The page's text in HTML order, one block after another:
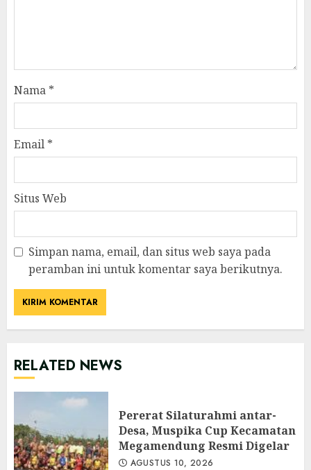
Nama *
Email *
Situs Web
Simpan nama, email, dan situs web saya pada
peramban ini untuk komentar saya berikutnya.
RELATED NEWS
‎Pererat Silaturahmi antar-
Desa, Muspika Cup Kecamatan
Megamendung Resmi Digelar
AGUSTUS 10, 2026